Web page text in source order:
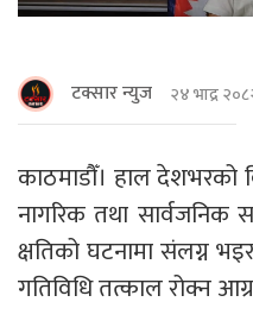
टक्सार न्युज २४ भाद्र
काठमाडौँ। हाल देशभरको
नागरिक तथा सार्वजनिक
क्षतिको घटनामा संलग्न
गतिविधि तत्काल रोक्न